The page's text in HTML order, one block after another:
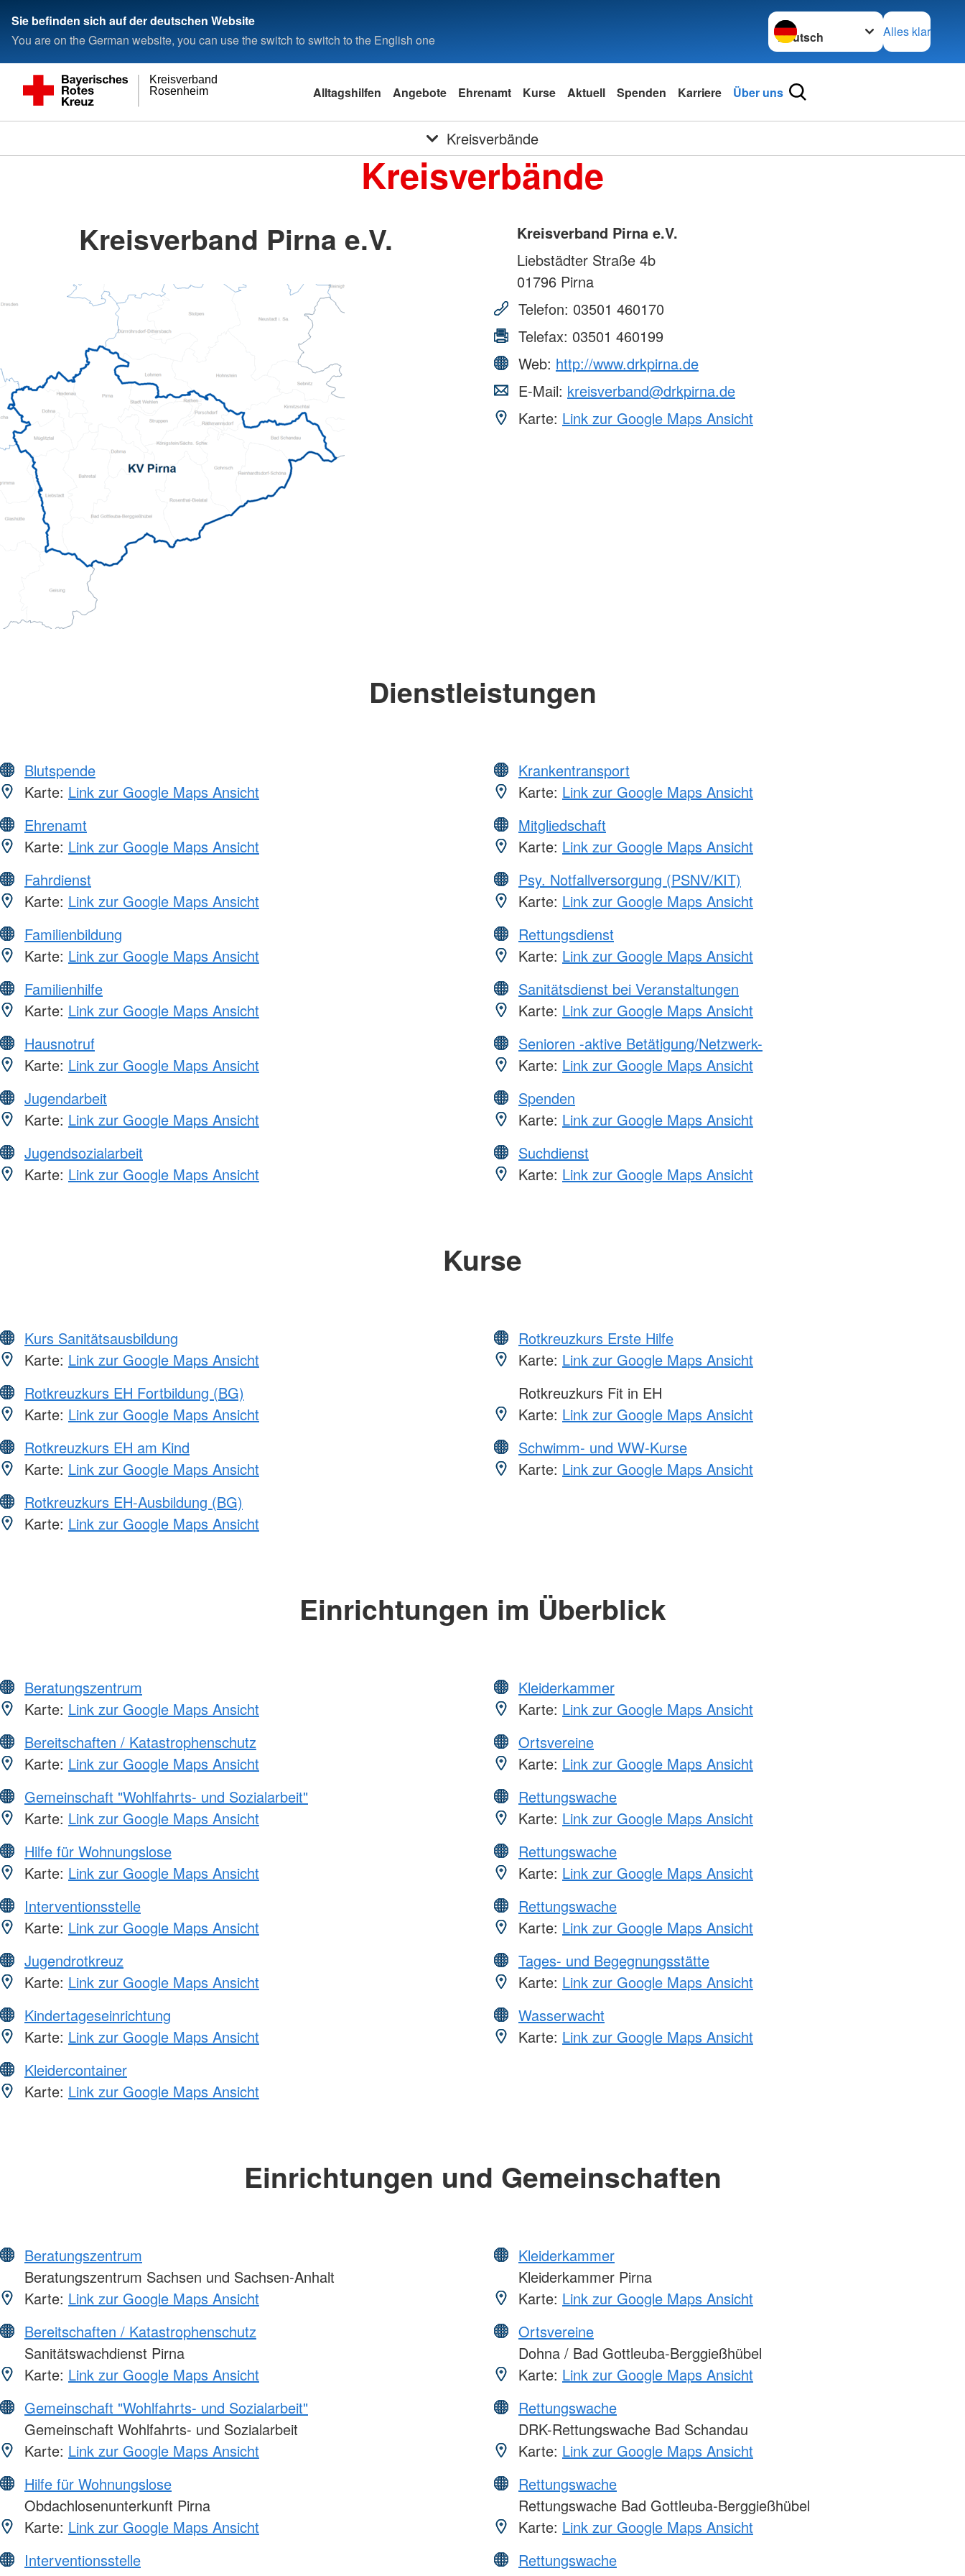
Sie befinden sich auf der deutschen Website
You are on the German website, you can use the switch to switch to the English one
Sprache wechseln zu
Alles klar
Rosenheim
Kreisverband
Alltagshilfen Angebote Ehrenamt Kurse Aktuell Spenden Karriere Über uns
Kreisverbände
Kreisverbände
Kreisverband Pirna e.V.
Kreisverband Pirna e.V.
Liebstädter Straße 4b
01796 Pirna
Telefon: 03501 460170
Telefax: 03501 460199
Web: http://www.drkpirna.de
E-Mail: kreisverband@drkpirna.de
Karte: Link zur Google Maps Ansicht
Dienstleistungen
Blutspende
Karte: Link zur Google Maps Ansicht
Ehrenamt
Karte: Link zur Google Maps Ansicht
Fahrdienst
Karte: Link zur Google Maps Ansicht
Familienbildung
Karte: Link zur Google Maps Ansicht
Familienhilfe
Karte: Link zur Google Maps Ansicht
Hausnotruf
Karte: Link zur Google Maps Ansicht
Jugendarbeit
Karte: Link zur Google Maps Ansicht
Jugendsozialarbeit
Karte: Link zur Google Maps Ansicht
Krankentransport
Karte: Link zur Google Maps Ansicht
Mitgliedschaft
Karte: Link zur Google Maps Ansicht
Psy. Notfallversorgung (PSNV/KIT)
Karte: Link zur Google Maps Ansicht
Rettungsdienst
Karte: Link zur Google Maps Ansicht
Sanitätsdienst bei Veranstaltungen
Karte: Link zur Google Maps Ansicht
Senioren -aktive Betätigung/Netzwerk-
Karte: Link zur Google Maps Ansicht
Spenden
Karte: Link zur Google Maps Ansicht
Suchdienst
Karte: Link zur Google Maps Ansicht
Kurse
Kurs Sanitätsausbildung
Karte: Link zur Google Maps Ansicht
Rotkreuzkurs EH Fortbildung (BG)
Karte: Link zur Google Maps Ansicht
Rotkreuzkurs EH am Kind
Karte: Link zur Google Maps Ansicht
Rotkreuzkurs EH-Ausbildung (BG)
Karte: Link zur Google Maps Ansicht
Rotkreuzkurs Erste Hilfe
Karte: Link zur Google Maps Ansicht
Rotkreuzkurs Fit in EH
Karte: Link zur Google Maps Ansicht
Schwimm- und WW-Kurse
Karte: Link zur Google Maps Ansicht
Einrichtungen im Überblick
Beratungszentrum
Karte: Link zur Google Maps Ansicht
Bereitschaften / Katastrophenschutz
Karte: Link zur Google Maps Ansicht
Gemeinschaft "Wohlfahrts- und Sozialarbeit"
Karte: Link zur Google Maps Ansicht
Hilfe für Wohnungslose
Karte: Link zur Google Maps Ansicht
Interventionsstelle
Karte: Link zur Google Maps Ansicht
Jugendrotkreuz
Karte: Link zur Google Maps Ansicht
Kindertageseinrichtung
Karte: Link zur Google Maps Ansicht
Kleidercontainer
Karte: Link zur Google Maps Ansicht
Kleiderkammer
Karte: Link zur Google Maps Ansicht
Ortsvereine
Karte: Link zur Google Maps Ansicht
Rettungswache
Karte: Link zur Google Maps Ansicht
Rettungswache
Karte: Link zur Google Maps Ansicht
Rettungswache
Karte: Link zur Google Maps Ansicht
Tages- und Begegnungsstätte
Karte: Link zur Google Maps Ansicht
Wasserwacht
Karte: Link zur Google Maps Ansicht
Einrichtungen und Gemeinschaften
Beratungszentrum
Beratungszentrum Sachsen und Sachsen-Anhalt
Karte: Link zur Google Maps Ansicht
Bereitschaften / Katastrophenschutz
Sanitätswachdienst Pirna
Karte: Link zur Google Maps Ansicht
Gemeinschaft "Wohlfahrts- und Sozialarbeit"
Gemeinschaft Wohlfahrts- und Sozialarbeit
Karte: Link zur Google Maps Ansicht
Hilfe für Wohnungslose
Obdachlosenunterkunft Pirna
Karte: Link zur Google Maps Ansicht
Interventionsstelle
Kleiderkammer
Kleiderkammer Pirna
Karte: Link zur Google Maps Ansicht
Ortsvereine
Dohna / Bad Gottleuba-Berggießhübel
Karte: Link zur Google Maps Ansicht
Rettungswache
DRK-Rettungswache Bad Schandau
Karte: Link zur Google Maps Ansicht
Rettungswache
Rettungswache Bad Gottleuba-Berggießhübel
Karte: Link zur Google Maps Ansicht
Rettungswache